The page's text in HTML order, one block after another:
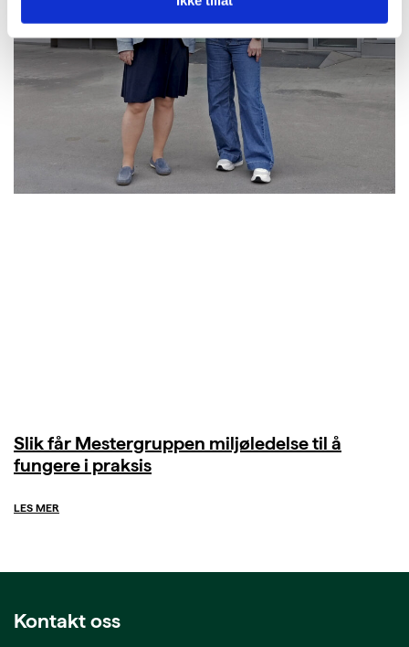
Slik får Mestergruppen miljøledelse til å
fungere i praksis
LES MER
Kontakt oss